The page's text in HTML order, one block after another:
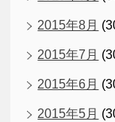
2015年8月
2015年7月
2015年6月
2015年5月